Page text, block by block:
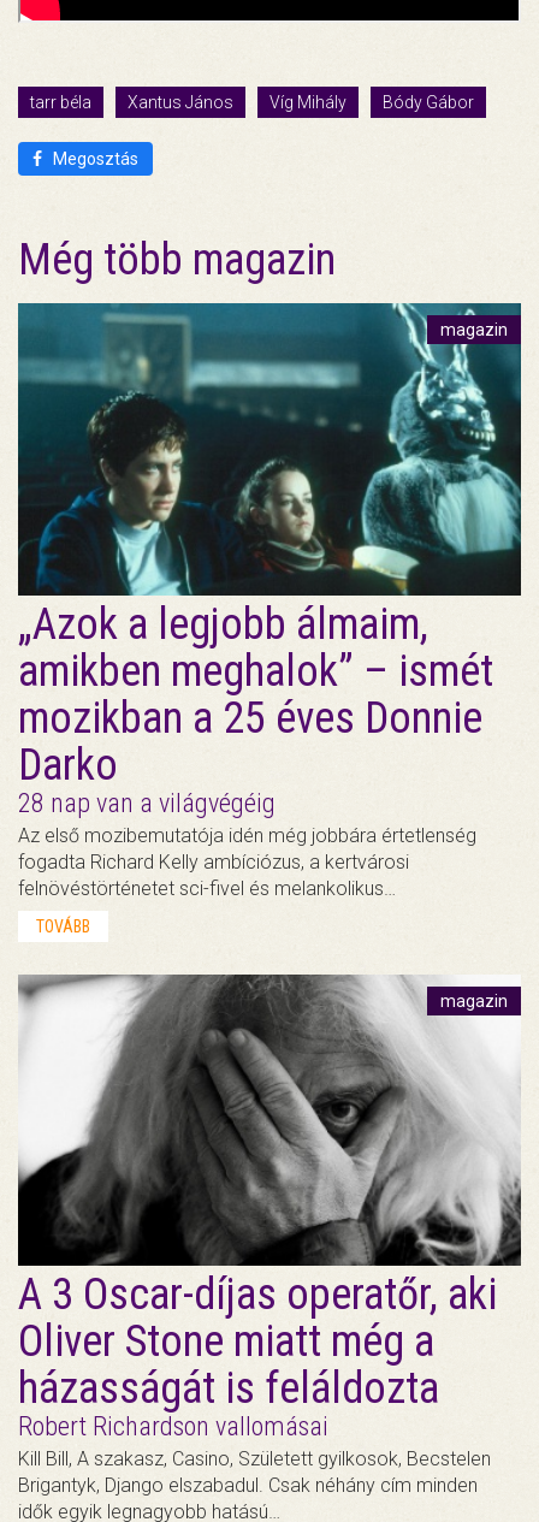
tarr béla Xantus János Víg Mihály Bódy Gábor
Megosztás
Még több magazin
magazin
„Azok a legjobb álmaim,
amikben meghalok” – ismét
mozikban a 25 éves Donnie
Darko
28 nap van a világvégéig
Az első mozibemutatója idén még jobbára értetlenség
fogadta Richard Kelly ambíciózus, a kertvárosi
felnövéstörténetet sci-fivel és melankolikus…
TOVÁBB
magazin
A 3 Oscar-díjas operatőr, aki
Oliver Stone miatt még a
házasságát is feláldozta
Robert Richardson vallomásai
Kill Bill, A szakasz, Casino, Született gyilkosok, Becstelen
Brigantyk, Django elszabadul. Csak néhány cím minden
idők egyik legnagyobb hatású…